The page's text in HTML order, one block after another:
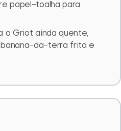
papel-toalha para
o Griot ainda quente,
banana-da-terra frita e